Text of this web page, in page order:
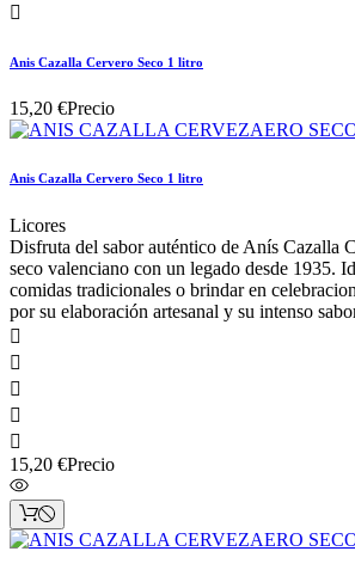

Anis Cazalla Cervero Seco 1 litro
15,20 €Precio
Anis Cazalla Cervero Seco 1 litro
Licores
Disfruta del sabor auténtico de Anís Cazalla
seco valenciano con un legado desde 1935.
comidas tradicionales o brindar en
por su elaboración artesanal y su intenso





15,20 €Precio